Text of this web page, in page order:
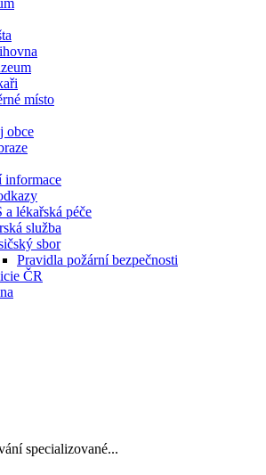
místo
obce
informace
a lékařská péče
služba
sbor
Pravidla požární bezpečnosti
ČR
specializované...